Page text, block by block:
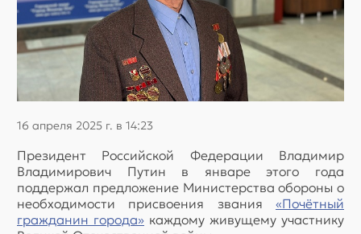
16 апреля 2025 г. в 14:23
Президент Российской Федерации Владимир
Владимирович Путин в январе этого года
поддержал предложение Министерства обороны о
необходимости присвоения звания «Почётный
гражданин города» каждому живущему участнику